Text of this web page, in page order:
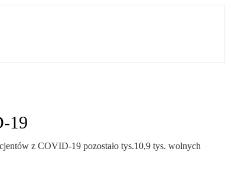
19
z COVID-19 pozostało tys.10,9 tys. wolnych